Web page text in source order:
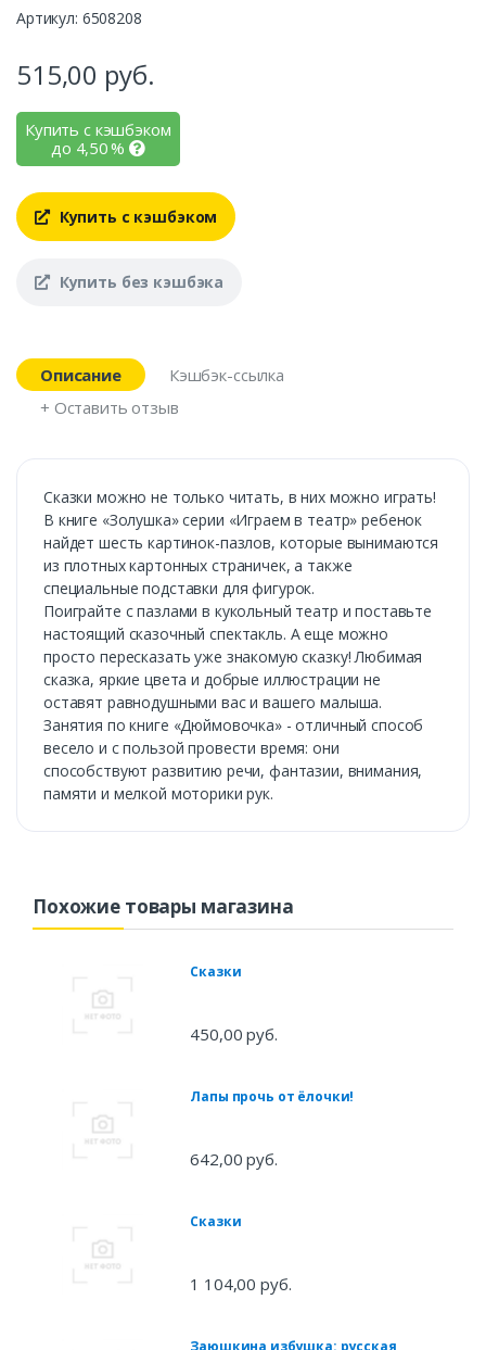
Артикул: 6508208
515,00 руб.
Купить с кэшбэком
до 4,50%
Купить с кэшбэком
Купить без кэшбэка
Описание
Кэшбэк-ссылка
+ Оставить отзыв
Сказки можно не только читать, в них можно играть!
В книге «Золушка» серии «Играем в театр» ребенок
найдет шесть картинок-пазлов, которые вынимаются
из плотных картонных страничек, а также
специальные подставки для фигурок.
Поиграйте с пазлами в кукольный театр и поставьте
настоящий сказочный спектакль. А еще можно
просто пересказать уже знакомую сказку! Любимая
сказка, яркие цвета и добрые иллюстрации не
оставят равнодушными вас и вашего малыша.
Занятия по книге «Дюймовочка» - отличный способ
весело и с пользой провести время: они
способствуют развитию речи, фантазии, внимания,
памяти и мелкой моторики рук.
Похожие товары магазина
Сказки
450,00 руб.
Лапы прочь от ёлочки!
642,00 руб.
Сказки
1 104,00 руб.
Заюшкина избушка: русская